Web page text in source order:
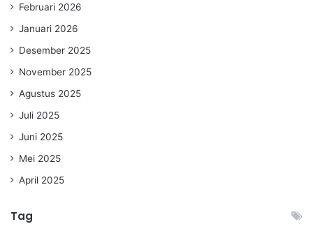
Februari 2026
Januari 2026
Desember 2025
November 2025
Agustus 2025
Juli 2025
Juni 2025
Mei 2025
April 2025
Tag